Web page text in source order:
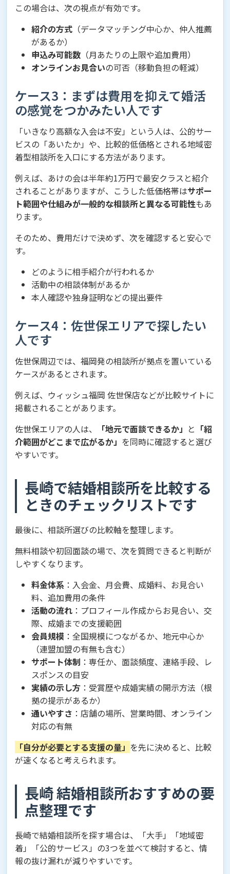
この場合は、次の視点が有効です。
紹介の方式 （データマッチング中心か、仲人推薦
があるか）
申込み可能数 （月あたりの上限や追加費用）
オンラインお見合いの可否（移動負担の軽減）
ケース3：まずは費用を抑えて婚活
の感覚をつかみたい人です
「いきなり高額な入会は不安」という人は、公的サー
ビスの「あいたか」や、比較的低価格とされる地域密
着型相談所を入口にする方法があります。
例えば、あけの会は半年約1万円で最安クラスと紹介
されることがありますが、こうした低価格帯はサポー
ト範囲や仕組みが一般的な相談所と異なる可能性もあ
ります。
そのため、費用だけで決めず、次を確認すると安心で
す。
どのように相手紹介が行われるか
活動中の相談体制があるか
本人確認や独身証明などの提出要件
ケース4：佐世保エリアで探したい
人です
佐世保周辺では、福岡発の相談所が拠点を置いている
ケースがあるとされます。
例えば、ウィッシュ福岡 佐世保店などが比較サイトに
掲載されることがあります。
佐世保エリアの人は、
「地元で面談できるか」 と 「紹
介範囲がどこまで広がるか」 を同時に確認すると選び
やすいです。
長崎で結婚相談所を比較する
ときのチェックリストです
最後に、相談所選びの比較軸を整理します。
無料相談や初回面談の場で、次を質問できると判断が
しやすくなります。
料金体系 ：入会金、月会費、成婚料、お見合い
料、追加費用の条件
活動の流れ ：プロフィール作成からお見合い、交
際、成婚までの支援範囲
会員規模 ：全国規模につながるか、地元中心か
（連盟加盟の有無も含む）
サポート体制 ：専任か、面談頻度、連絡手段、レ
スポンスの目安
実績の示し方 ：受賞歴や成婚実績の開示方法（根
拠の提示があるか）
通いやすさ ：店舗の場所、営業時間、オンライン
対応の有無
「自分が必要とする支援の量」 を先に決めると、比較
が速くなると考えられます。
長崎 結婚相談所おすすめの要
点整理です
長崎で結婚相談所を探す場合は、「大手」「地域密
着」「公的サービス」の3つを並べて検討すると、情
報の抜け漏れが減りやすいです。